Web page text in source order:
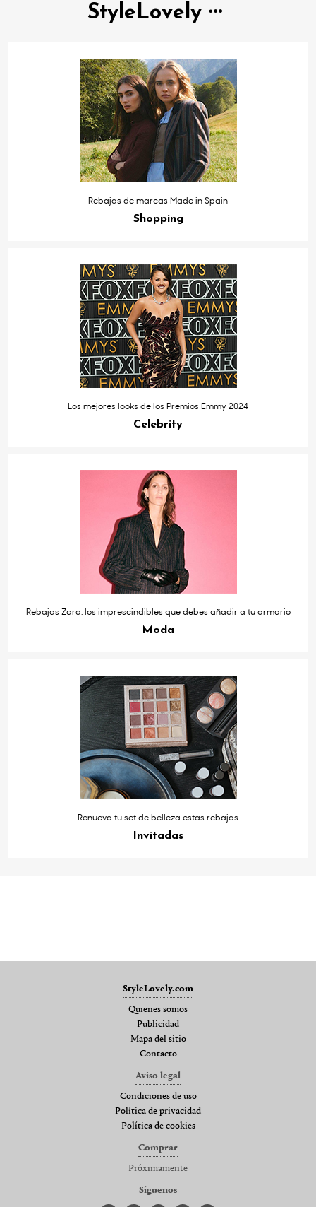
StyleLovely
Rebajas de marcas Made in Spain
Shopping
Los mejores looks de los Premios Emmy 2024
Celebrity
Rebajas Zara: los imprescindibles que debes añadir a tu armario
Moda
Renueva tu set de belleza estas rebajas
Invitadas
StyleLovely.com
Quienes somos
Publicidad
Mapa del sitio
Contacto
Aviso legal
Condiciones de uso
Política de privacidad
Política de cookies
Comprar
Próximamente
Síguenos